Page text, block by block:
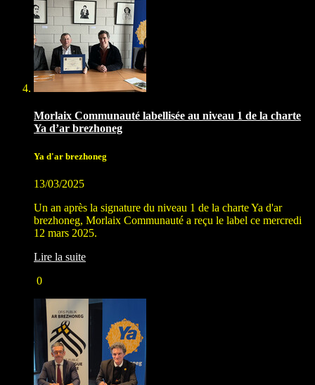
Morlaix Communauté labellisée au niveau 1 de la charte
Ya d’ar brezhoneg
Ya d'ar brezhoneg
13/03/2025
Un an après la signature du niveau 1 de la charte Ya d'ar
brezhoneg, Morlaix Communauté a reçu le label ce mercredi
12 mars 2025.
Lire la suite
0